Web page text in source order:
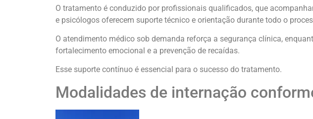
O tratamento é conduzido por profissionais qualificados, que
e psicólogos oferecem suporte técnico e orientação durante todo o
O atendimento médico sob demanda reforça a segurança clínica,
fortalecimento emocional e a prevenção de recaídas.
Esse suporte contínuo é essencial para o sucesso do tratamento.
Modalidades de internação